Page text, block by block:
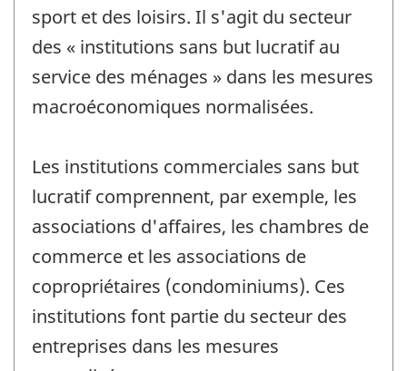
sport et des loisirs. Il s'agit du secteur
des « institutions sans but lucratif au
service des ménages » dans les mesures
macroéconomiques normalisées.
Les institutions commerciales sans but
lucratif comprennent, par exemple, les
associations d'affaires, les chambres de
commerce et les associations de
copropriétaires (condominiums). Ces
institutions font partie du secteur des
entreprises dans les mesures